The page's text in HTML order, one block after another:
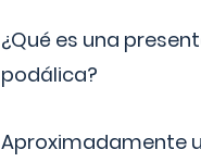
¿Qué es una
podálica?
Aproximadamente